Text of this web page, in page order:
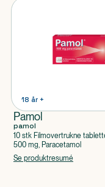
18 år +
Pamol
pamol
10 stk Filmovertrukne
500 mg, Paracetamol
Se produktresumé